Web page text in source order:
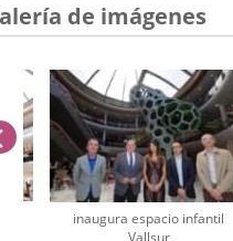
de imágenes
inaugura espacio infantil
anterior